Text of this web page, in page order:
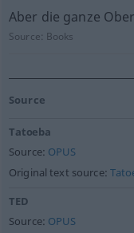
Aber die ganze
Source: Books
Source
Tatoeba
Source: OPUS
Original text source:
TED
Source: OPUS